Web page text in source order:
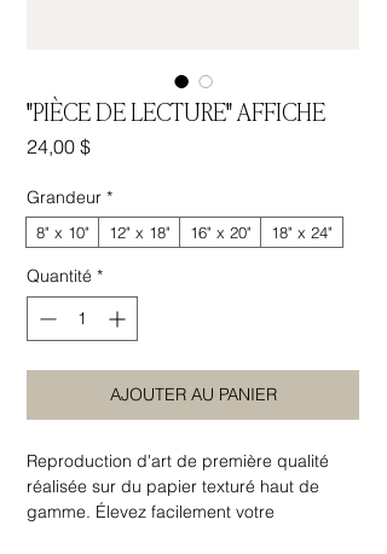
"PIÈCE DE LECTURE" AFFICHE
24,00 $Prix
Grandeur *
8" x 10" 12" x 18" 16" x 20" 18" x 24"
Quantité *
AJOUTER AU PANIER
Reproduction d'art de première qualité
réalisée sur du papier texturé haut de
gamme. Élevez facilement votre